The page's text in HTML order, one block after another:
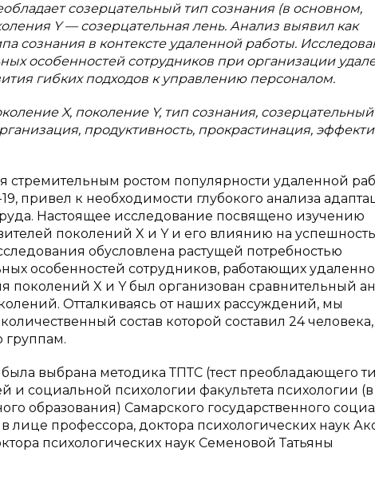
созерцательный тип сознания (в основном,
Y — созерцательная лень. Анализ выявил как
сознания в контексте удаленной работы.
особенностей сотрудников при организации
гибких подходов к управлению персоналом.
X, поколение Y, тип сознания, созерцательный
продуктивность, прокрастинация,
стремительным ростом популярности удаленной
привел к необходимости глубокого анализа
Настоящее исследование посвящено изучению
поколений X и Y и его влиянию на успешность
обусловлена растущей потребностью
особенностей сотрудников, работающих
поколений X и Y был организован сравнительный
Отталкиваясь от наших рассуждений, мы
состав которой составил 24 человека,
группам.
выбрана методика ТПТС (тест преобладающего
и социальной психологии факультета психологии (в
образования) Самарского государственного
лице профессора, доктора психологических наук
психологических наук Семеновой Татьяны